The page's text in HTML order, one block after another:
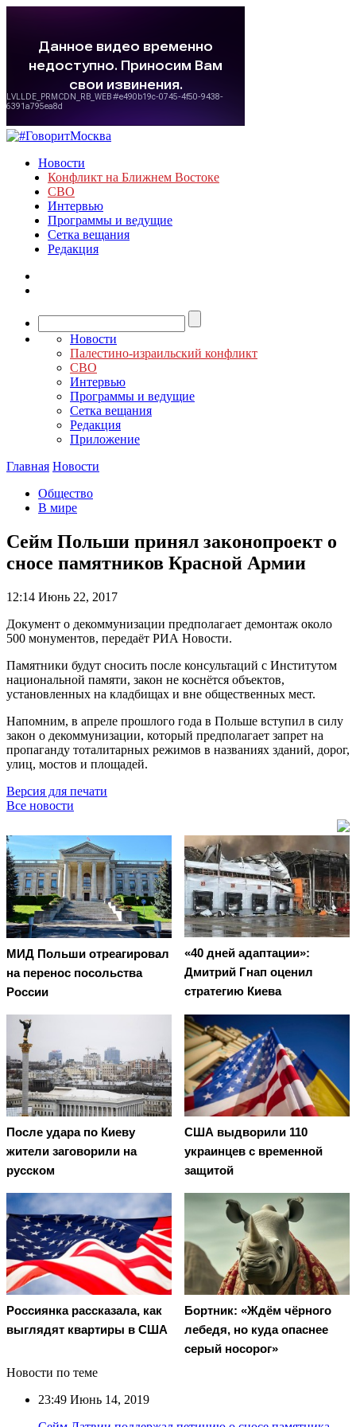
Новости
Конфликт на Ближнем Востоке
СВО
Интервью
Программы и ведущие
Сетка вещания
Редакция
Новости
Палестино-израильский конфликт
СВО
Интервью
Программы и ведущие
Сетка вещания
Редакция
Приложение
Главная Новости
Общество
В мире
Сейм Польши принял законопроект о
сносе памятников Красной Армии
12:14 Июнь 22, 2017
Документ о декоммунизации предполагает демонтаж около
500 монументов, передаёт РИА Новости.
Памятники будут сносить после консультаций с Институтом
национальной памяти, закон не коснётся объектов,
установленных на кладбищах и вне общественных мест.
Напомним, в апреле прошлого года в Польше вступил в силу
закон о декоммунизации, который предполагает запрет на
пропаганду тоталитарных режимов в названиях зданий, дорог,
улиц, мостов и площадей.
Версия для печати
Все новости
МИД Польши отреагировал
на перенос посольства
России
«40 дней адаптации»:
Дмитрий Гнап оценил
стратегию Киева
После удара по Киеву
жители заговорили на
русском
США выдворили 110
украинцев с временной
защитой
Россиянка рассказала, как
выглядят квартиры в США
Бортник: «Ждём чёрного
лебедя, но куда опаснее
серый носорог»
Новости по теме
23:49 Июнь 14, 2019